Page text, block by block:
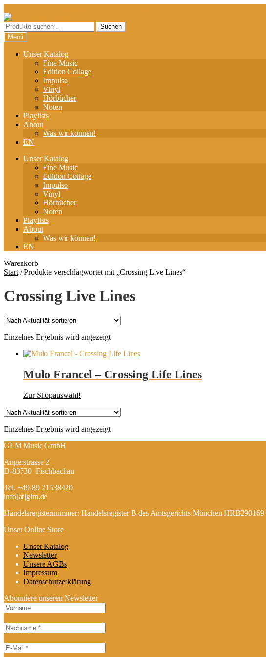
Zur
Navigation
springen
Zum
Inhalt
springen
Suchen
nach:
Suchen
Menü
Unser Katalog
Fine Music
Edition Collage
Impulso
Vinyl
Hörbücher
Noten
Playlists
About
Was wir können!
EN
Unser Katalog
Fine Music
Edition Collage
Impulso
Vinyl
Hörbücher
Noten
Playlists
About
Was wir können!
EN
Warenkorb
Start /Produkte verschlagwortet mit „Crossing Live Lines“
Crossing Live Lines
Einzelnes Ergebnis wird angezeigt
Mulo Francel – Crossing Life Lines
Zur Shopauswahl!
Einzelnes Ergebnis wird angezeigt
GLM Music GmbH
Angerstrasse 2
D-83730 Fischbachau
Tel. +49 89 21538420
info[at]glm.de
Handelsregisternummer: Handelsregister B des Amtsgerichts München HRB290169
Unser Online Store
Unser Katalog
Newsletter
Unsere AGBs
Impressum
Datenschutzerklärung
Abonniere unseren Newsletter